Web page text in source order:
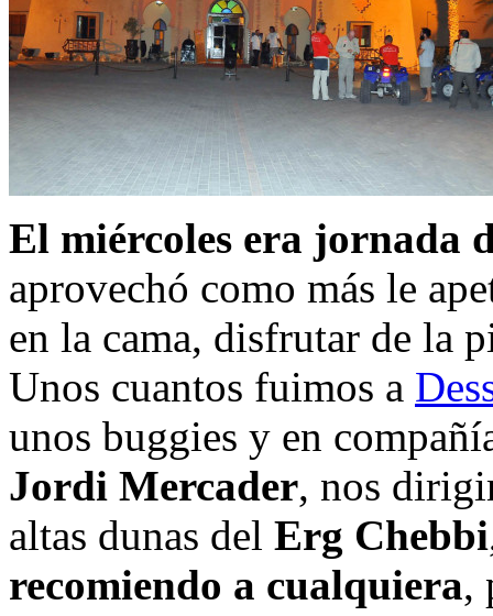
El miércoles era jornada
aprovechó como más le
en la cama, disfrutar de la
Unos cuantos fuimos a
unos buggies y en
Jordi Mercader, nos
altas dunas del Erg Chebbi
recomiendo a cualquiera,